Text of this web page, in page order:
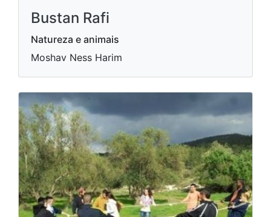
Bustan Rafi
Natureza e animais
Moshav Ness Harim